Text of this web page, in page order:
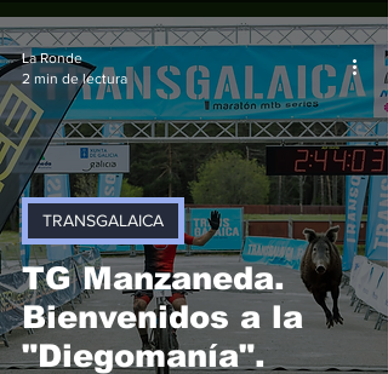
TG Manzaneda.
Bienvenidos a la
"Diegomanía".
TRANSGALAICA
La Ronde
2 min de lectura